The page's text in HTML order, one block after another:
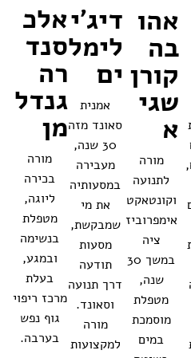
אהו
בה
קורן
שגי
א
מורה
לתנועה
וקונטאקט
אימפרוביז
ציה
במשך 30
שנה,
מטפלת
מוסמכת
במים
דיג'י
לימל
ים
אמנית
סאונד מזה
30 שנה,
מעבירה
במסעותיה
את מי
שמבקשת,
מסעות
תודעה
דרך תנועה
וסאונד.
מורה
למקצועות
אלכ
סנד
רה
גנדל
מן
מורה
בכירה
ליוגה,
מטפלת
בנשימה
ובמגע,
בעלת
מרכז ריפוי
גוף נפש
בערבה.